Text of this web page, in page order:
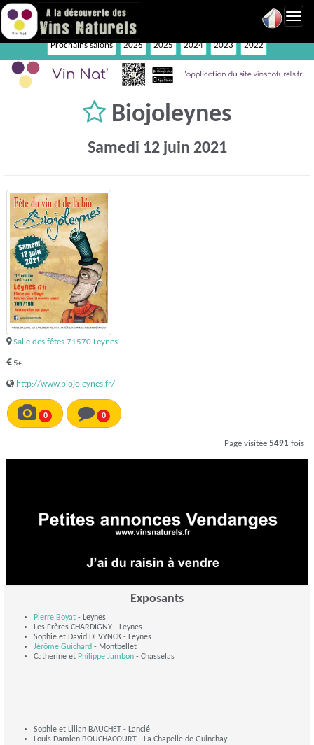
Prochains salons 2026 2025 2024 2023 2022
Biojoleynes
Samedi 12 juin 2021
Salle des fêtes 71570 Leynes
5€
http://www.biojoleynes.fr/
0 0
Page visitée 5491 fois
Exposants
Pierre Boyat - Leynes
Les Frères CHARDIGNY - Leynes
Sophie et David DEVYNCK - Leynes
Jérôme Guichard - Montbellet
Catherine et Philippe Jambon - Chasselas
Sophie et Lilian BAUCHET - Lancié
Louis Damien BOUCHACOURT - La Chapelle de Guinchay